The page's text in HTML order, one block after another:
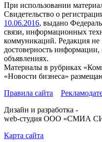
При использовании
Свидетельство о
10.06.2016, выдано
связи, информационных
коммуникаций. Редакция не
достоверность
объявлениях.
Материалы в рубриках
«Новости бизнеса»
Правила сайта
Дизайн и разработка -
web-студия ООО «СМИА
Карта сайта